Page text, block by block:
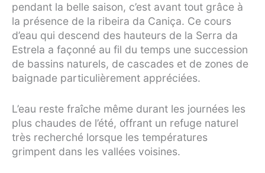
pendant la belle saison, c’est avant tout grâce à
la présence de la ribeira da Caniça. Ce cours
d’eau qui descend des hauteurs de la Serra da
Estrela a façonné au fil du temps une succession
de bassins naturels, de cascades et de zones de
baignade particulièrement appréciées.
L’eau reste fraîche même durant les journées les
plus chaudes de l’été, offrant un refuge naturel
très recherché lorsque les températures
grimpent dans les vallées voisines.